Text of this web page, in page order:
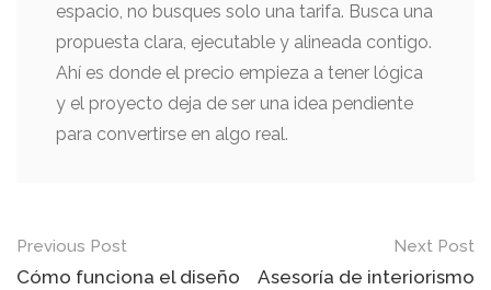
espacio, no busques solo una tarifa. Busca una
propuesta clara, ejecutable y alineada contigo.
Ahí es donde el precio empieza a tener lógica
y el proyecto deja de ser una idea pendiente
para convertirse en algo real.
Post
Previous Post
Cómo funciona el diseño
Next Post
Asesoría de interiorismo